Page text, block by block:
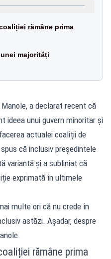
rămâne prima
majorități
a declarat recent că
ideea unui guvern minoritar și
actualei coaliții de
că inclusiv președintele
variantă și a subliniat că
exprimată în ultimele
multe ori că nu crede în
astăzi. Așadar, despre
rămâne prima